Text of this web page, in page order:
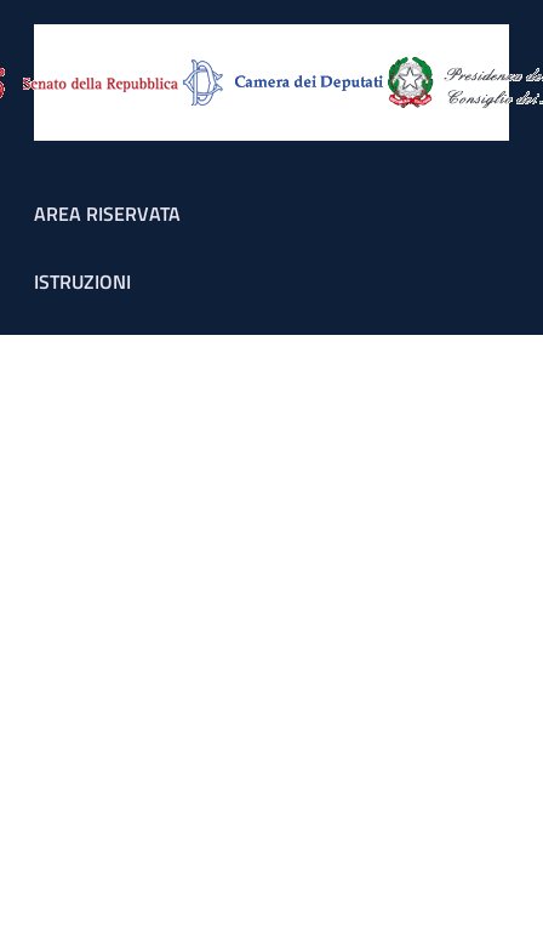
Footer menu
AREA RISERVATA
ISTRUZIONI